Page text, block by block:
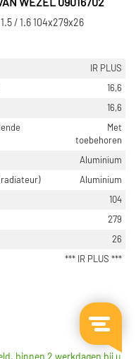
WEZEL 09016702
/ 1.6 104x279x26
IR PLUS
16,6
16,6
Met
toebehoren
Aluminium
Aluminium
104
279
26
*** IR PLUS ***